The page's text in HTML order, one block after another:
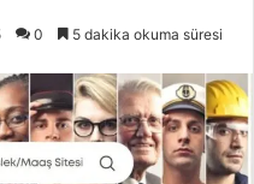
0 5 dakika okuma süresi